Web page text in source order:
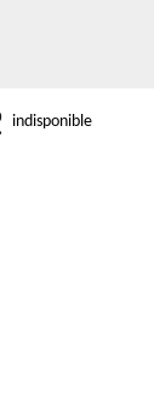
indisponible